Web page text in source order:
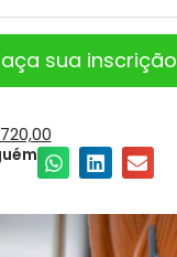
sua inscrição
720,00